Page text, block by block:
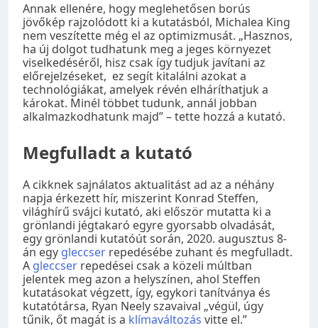
Annak ellenére, hogy meglehetősen borús
jövőkép rajzolódott ki a kutatásból, Michalea King
nem veszítette még el az optimizmusát. „Hasznos,
ha új dolgot tudhatunk meg a jeges környezet
viselkedéséről, hisz csak így tudjuk javítani az
előrejelzéseket, ez segít kitalálni azokat a
technológiákat, amelyek révén elháríthatjuk a
károkat. Minél többet tudunk, annál jobban
alkalmazkodhatunk majd” – tette hozzá a kutató.
Megfulladt a kutató
A cikknek sajnálatos aktualitást ad az a néhány
napja érkezett hír, miszerint Konrad Steffen,
világhírű svájci kutató, aki először mutatta ki a
grönlandi jégtakaró egyre gyorsabb olvadását,
egy grönlandi kutatóút során, 2020. augusztus 8-
án egy gleccser repedésébe zuhant és megfulladt.
A gleccser repedései csak a közeli múltban
jelentek meg azon a helyszínen, ahol Steffen
kutatásokat végzett, így, egykori tanítványa és
kutatótársa, Ryan Neely szavaival „végül, úgy
tűnik, őt magát is a klímaváltozás vitte el.”